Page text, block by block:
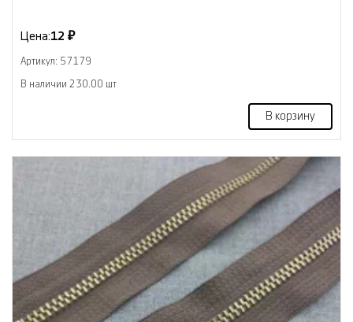
Цена:12 ₽
Артикул: 57179
В наличии 230.00 шт
В корзину